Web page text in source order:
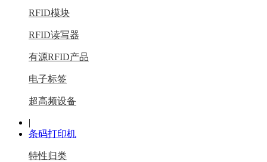
RFID模块
RFID读写器
有源RFID产品
电子标签
超高频设备
|
条码打印机
特性归类